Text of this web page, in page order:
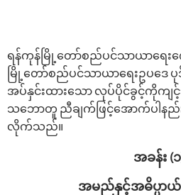
ရန်ကုန်မြို့‌တော်စည်ပင်သာယာ‌ရေ
မြို့‌တော်စည်ပင်သာယာ‌ရေးဥပဒေ ပု
အပ်နှင်းထား‌သော လုပ်ပိုင်ခွင့်ကိုက
သဘောတူ ညီချက်ဖြင့်‌အောက်ပါနည်
လိုက်သည်။
အခန်း (
အမည်နှင့်အဓိပ္ပာယ်‌